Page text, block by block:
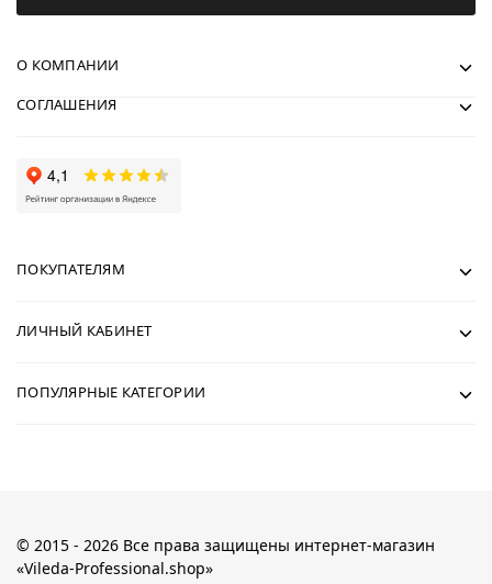
О КОМПАНИИ
СОГЛАШЕНИЯ
ПОКУПАТЕЛЯМ
ЛИЧНЫЙ КАБИНЕТ
ПОПУЛЯРНЫЕ КАТЕГОРИИ
© 2015 - 2026 Все права защищены интернет-магазин
«Vileda-Professional.shop»